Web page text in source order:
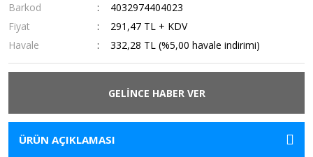
Barkod
4032974404023
Fiyat
291,47 TL + KDV
Havale
332,28 TL (%5,00 havale indirimi)
GELİNCE HABER VER
ÜRÜN AÇIKLAMASI